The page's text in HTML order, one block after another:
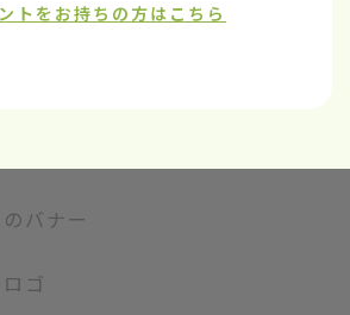
トをお持ちの方はこちら